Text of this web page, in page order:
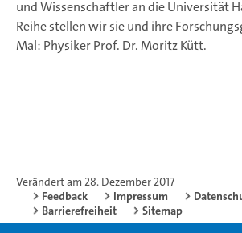
und Wissenschaftler an die Universität
Reihe stellen wir sie und ihre
Mal: Physiker Prof. Dr. Moritz Kütt.
Verändert am 28. Dezember 2017
Feedback
Impressum
Barrierefreiheit
Sitemap